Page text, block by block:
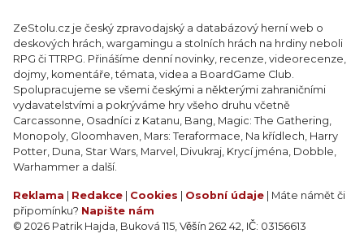
ZeStolu.cz je český zpravodajský a databázový herní web o
deskových hrách, wargamingu a stolních hrách na hrdiny neboli
RPG či TTRPG. Přinášíme denní novinky, recenze, videorecenze,
dojmy, komentáře, témata, videa a BoardGame Club.
Spolupracujeme se všemi českými a některými zahraničními
vydavatelstvími a pokrýváme hry všeho druhu včetně
Carcassonne, Osadníci z Katanu, Bang, Magic: The Gathering,
Monopoly, Gloomhaven, Mars: Teraformace, Na křídlech, Harry
Potter, Duna, Star Wars, Marvel, Divukraj, Krycí jména, Dobble,
Warhammer a další.
Reklama Redakce Cookies Osobní údaje | Máte námět či
připomínku? Napište nám
© 2026 Patrik Hajda, Buková 115, Věšín 262 42, IČ: 03156613